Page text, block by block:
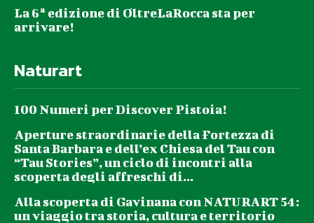
La 6ª edizione di OltreLaRocca sta per
arrivare!
Naturart
100 Numeri per Discover Pistoia!
Aperture straordinarie della Fortezza di
Santa Barbara e dell’ex Chiesa del Tau con
“Tau Stories”, un ciclo di incontri alla
scoperta degli affreschi di...
Alla scoperta di Gavinana con NATURART 54:
un viaggio tra storia, cultura e territorio